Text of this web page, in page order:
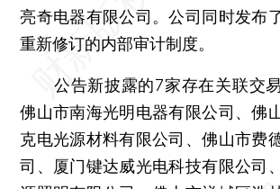
亮奇电器有限公司。公司同时发布
重新修订的内部审计制度。
公告新披露的7家存在关联交易
佛山市南海光明电器有限公司、佛
克电光源材料有限公司、佛山市费
司、厦门键达威光电科技有限公司